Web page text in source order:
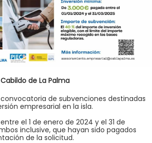
de La Palma
de subvenciones destinadas
empresarial en la isla.
el 1 de enero de 2024 y el 31 de
inclusive, que hayan sido pagados
de la solicitud.